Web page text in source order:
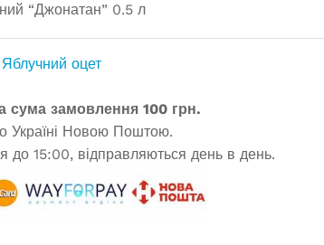
“Джонатан” 0.5 л
Яблучний оцет
сума замовлення 100 грн.
Україні Новою Поштою.
до 15:00, відправляються день в день.